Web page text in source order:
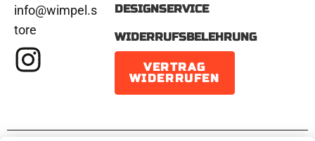
info@wimpel.s
tore
DESIGNSERVICE
WIDERRUFSBELEHRUNG
VERTRAG
WIDERRUFEN